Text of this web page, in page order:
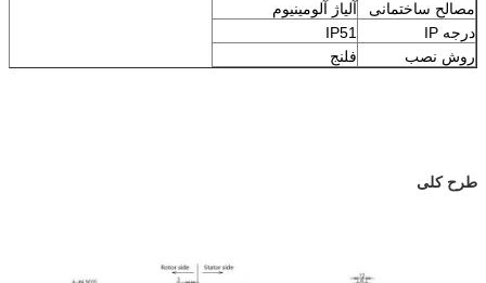
مصالح ساختمانی
آلیاژ آلومینیوم
درجه IP
IP51
روش نصب
فلنج
طرح کلی